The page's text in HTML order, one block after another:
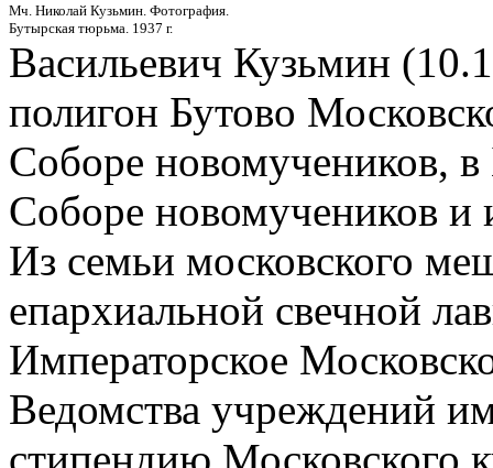
Мч. Николай Кузьмин. Фотография.
Бутырская тюрьма. 1937 г.
Васильевич Кузьмин
полигон Бутово
Соборе новомучеников,
Соборе новомучеников и
Из семьи московского
епархиальной свечной
Императорское
Ведомства учреждений
стипендию Московского